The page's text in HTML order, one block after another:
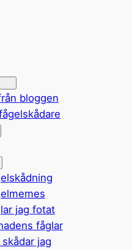
bloggen
jag fotat
fåglar
skådar jag